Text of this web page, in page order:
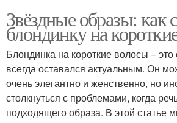
Звёздные образы: как
блондинку на
Блондинка на короткие волосы – это
всегда оставался актуальным. Он
очень элегантно и женственно, но
столкнуться с проблемами, когда
подходящего образа. В этой статье